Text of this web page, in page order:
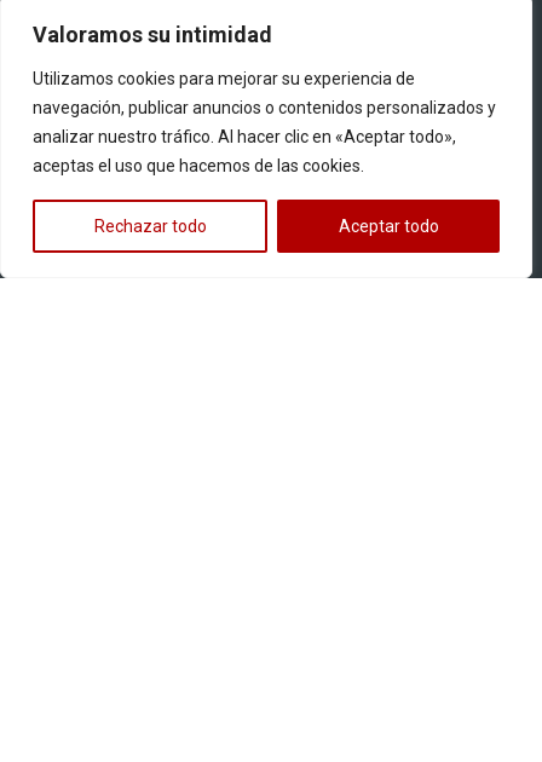
Valoramos su intimidad
Utilizamos cookies para mejorar su experiencia de
navegación, publicar anuncios o contenidos personalizados y
analizar nuestro tráfico. Al hacer clic en «Aceptar todo»,
aceptas el uso que hacemos de las cookies.
Rechazar todo Aceptar todo
Quiero ser distribuidor
Productos
Llantas para motos